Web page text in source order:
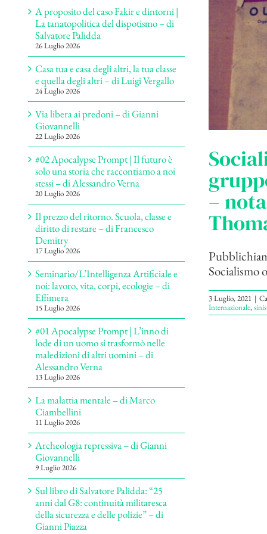
–
Socialismo
3 Luglio, 2021 |
Internazionale,
A proposito del caso Fakir e dintorni |
La tanatopolitica del dispotismo – di
Salvatore Palidda
26 Luglio 2026
Casa tua e casa degli altri, la tua classe
e quella degli altri – di Luigi Vergallo
24 Luglio 2026
Via libera ai predoni – di Gianni
Giovannelli
22 Luglio 2026
#02 Apocalypse Prompt | Il futuro è
solo una storia che raccontiamo a noi
stessi – di Alessandro Verna
20 Luglio 2026
Il prezzo del ritorno. Scuola, classe e
diritto di restare – di Francesco
Demitry
17 Luglio 2026
Seminario/L’Intelligenza Artificiale e
noi: lavoro, vita, corpi, ecologie – di
Effimera
15 Luglio 2026
#01 Apocalypse Prompt | L’inno di
lode di un uomo si trasformò nelle
maledizioni di altri uomini – di
Alessandro Verna
13 Luglio 2026
La malattia mentale – di Marco
Ciambellini
11 Luglio 2026
Archeologia repressiva – di Gianni
Giovannelli
9 Luglio 2026
Sul libro di Salvatore Palidda: “25
anni dal G8: continuità militaresca
della sicurezza e delle polizie” – di
Gianni Piazza